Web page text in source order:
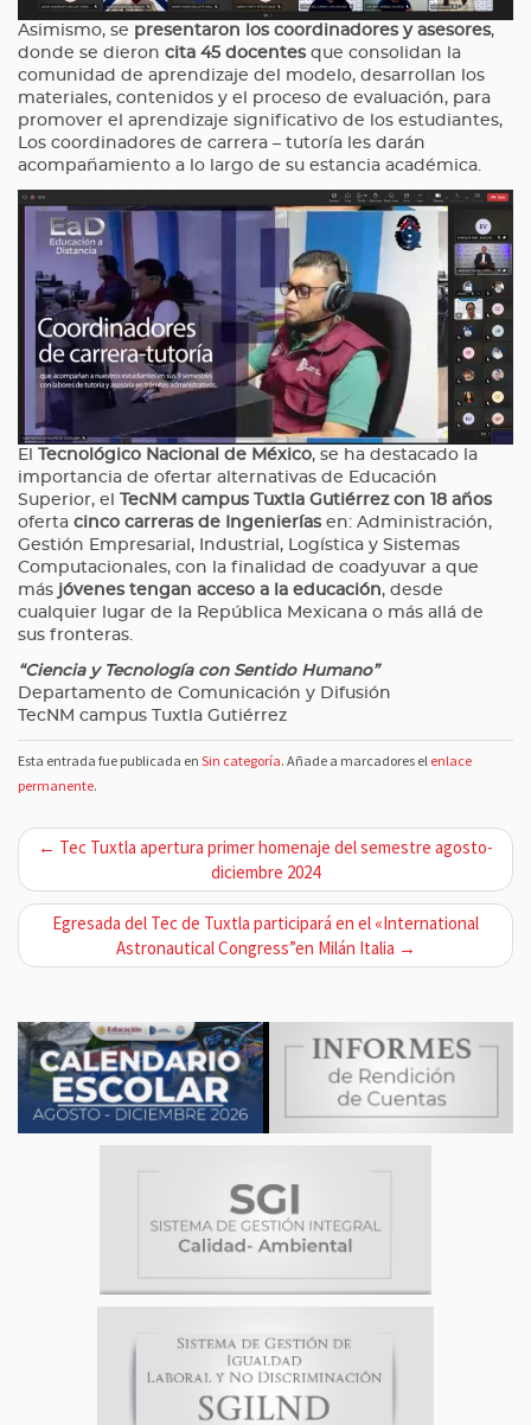
Asimismo, se presentaron los coordinadores y asesores,
donde se dieron cita 45 docentes que consolidan la
comunidad de aprendizaje del modelo, desarrollan los
materiales, contenidos y el proceso de evaluación, para
promover el aprendizaje significativo de los estudiantes,
Los coordinadores de carrera – tutoría les darán
acompañamiento a lo largo de su estancia académica.
El Tecnológico Nacional de México, se ha destacado la
importancia de ofertar alternativas de Educación
Superior, el
TecNM campus Tuxtla Gutiérrez con 18 años
oferta cinco carreras de Ingenierías en: Administración,
Gestión Empresarial, Industrial, Logística y Sistemas
Computacionales, con la finalidad de coadyuvar a que
más jóvenes tengan acceso a la educación, desde
cualquier lugar de la República Mexicana o más allá de
sus fronteras.
“Ciencia y Tecnología con Sentido Humano”
Departamento de Comunicación y Difusión
TecNM campus Tuxtla Gutiérrez
Esta entrada fue publicada en Sin categoría. Añade a marcadores el enlace
permanente.
N
a
v
g
c
i
ó
← Tec Tuxtla apertura primer homenaje del semestre agosto-
diciembre 2024
Egresada del Tec de Tuxtla participará en el «International
Astronautical Congress”en Milán Italia →